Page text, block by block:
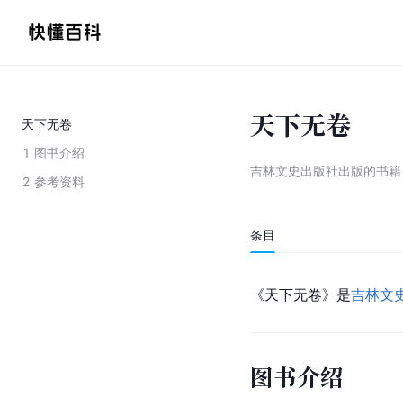
天下无卷
1 图书介绍
2 参考资料
天下无卷
吉林文史出版社出版的书籍
条目
《天下无卷》是吉林文
图书介绍